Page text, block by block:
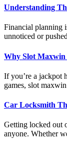
Understanding
Financial planning
unnoticed or
Why Slot Maxwin
If you’re a jackpot
games, slot
Car Locksmith
Getting locked out
anyone. Whether